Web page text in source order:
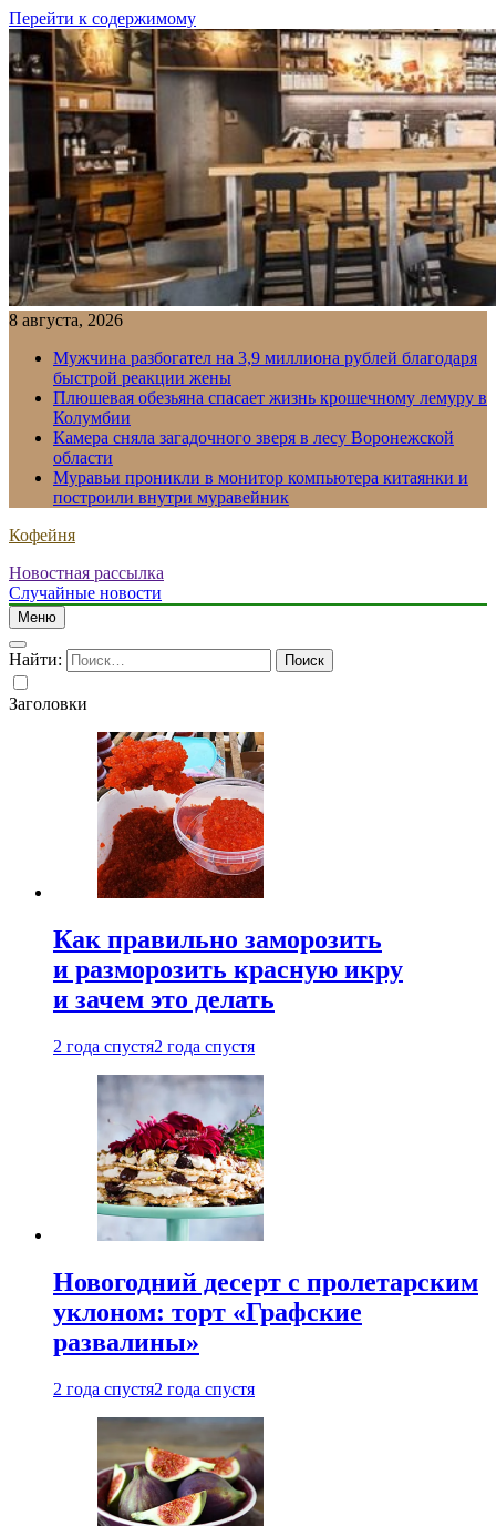
Перейти к содержимому
8 августа, 2026
Мужчина разбогател на 3,9 миллиона рублей благодаря
быстрой реакции жены
Плюшевая обезьяна спасает жизнь крошечному лемуру в
Колумбии
Камера сняла загадочного зверя в лесу Воронежской
области
Муравьи проникли в монитор компьютера китаянки и
построили внутри муравейник
Кофейня
Новостная рассылка
Случайные новости
Меню
Найти:
Заголовки
Как правильно заморозить
и разморозить красную икру
и зачем это делать
2 года спустя2 года спустя
Новогодний десерт с пролетарским
уклоном: торт «Графские
развалины»
2 года спустя2 года спустя